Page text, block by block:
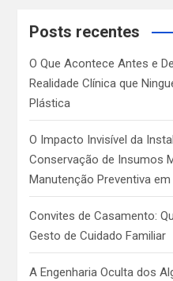
c
Posts recentes
O Que Acontece Antes e
Realidade Clínica que
Plástica
O Impacto Invisível da
Conservação de Insumos
Manutenção Preventiva
Convites de Casamento:
Gesto de Cuidado Familiar
A Engenharia Oculta dos